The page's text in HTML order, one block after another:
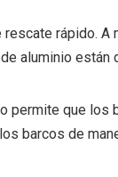
rápido.
aluminio
permite que
barcos de